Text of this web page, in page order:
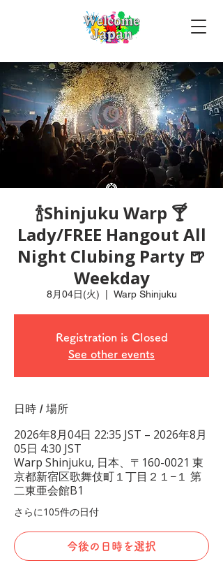
🍾Shinjuku Warp 🍸
Lady/FREE Hangout All
Night Clubing Party 🍺
Weekday
8月04日(火) Warp Shinjuku
Registration is Closed
See other events
日時 / 場所
2026年8月04日 22:35 JST – 2026年8月
05日 4:30 JST
Warp Shinjuku, 日本、〒160-0021 東
京都新宿区歌舞伎町１丁目２１−１ 第
二東亜会館B1
さらに105件の日付
今後の日時を選択